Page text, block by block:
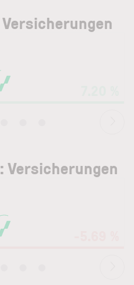
Versicherungen